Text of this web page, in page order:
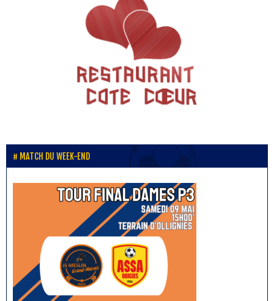
MATCH DU WEEK-END